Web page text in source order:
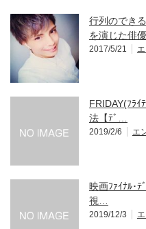
行列のでき
を演じた俳
2017/5/21
FRIDAY(ﾌﾗｲ
法【ﾃﾞ…
2019/2/6 エ
映画ﾌｧｲﾅﾙ･ﾃ
視…
2019/12/3